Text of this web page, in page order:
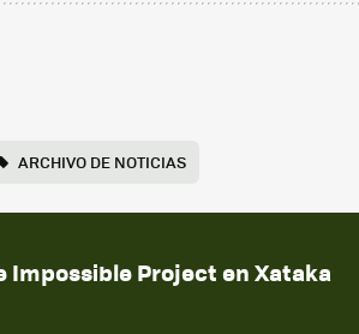
ARCHIVO DE NOTICIAS
Impossible Project en Xataka